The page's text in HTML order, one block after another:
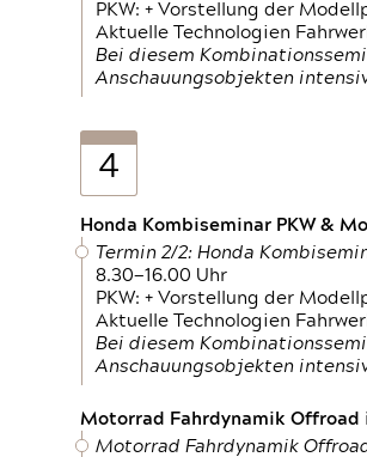
PKW: + Vorstellung der
Aktuelle Technologien
Bei diesem
Anschauungsobjekten
4
Honda Kombiseminar PKW &
Termin 2/2: Honda
8.30—16.00 Uhr
PKW: + Vorstellung der
Aktuelle Technologien
Bei diesem
Anschauungsobjekten
Motorrad Fahrdynamik Offroad
Motorrad Fahrdynamik Offroad